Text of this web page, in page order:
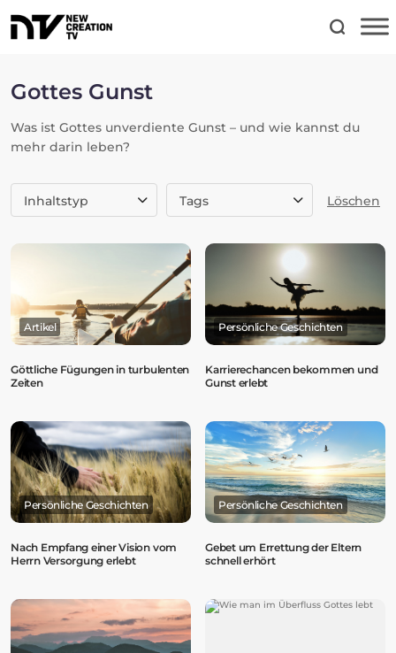
Gottes Gunst
Was ist Gottes unverdiente Gunst – und wie kannst du
mehr darin leben?
Inhaltstyp Tags Löschen
Artikel
Göttliche Fügungen in turbulenten
Zeiten
Persönliche Geschichten
Karrierechancen bekommen und
Gunst erlebt
Persönliche Geschichten
Nach Empfang einer Vision vom
Herrn Versorgung erlebt
Persönliche Geschichten
Gebet um Errettung der Eltern
schnell erhört